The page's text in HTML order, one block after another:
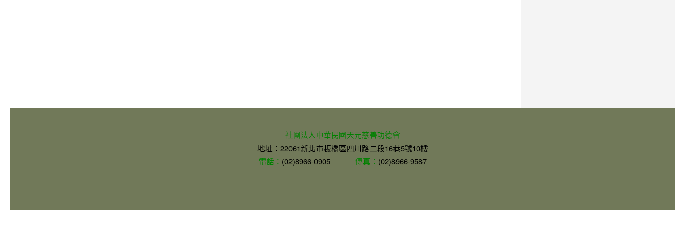
社團法人中華民國天元慈善功德會
地址：22061新北市板橋區四川路二段16巷5號10樓
電話： (02)8966-0905 傳真： (02)8966-9587